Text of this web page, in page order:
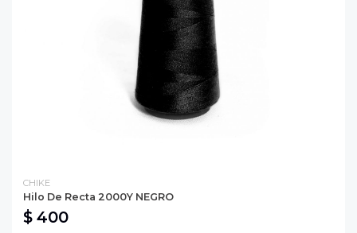
CHIKE
Hilo De Recta 2000Y NEGRO
$ 400